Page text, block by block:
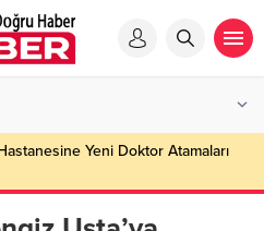
Yeni Doktor Atamaları